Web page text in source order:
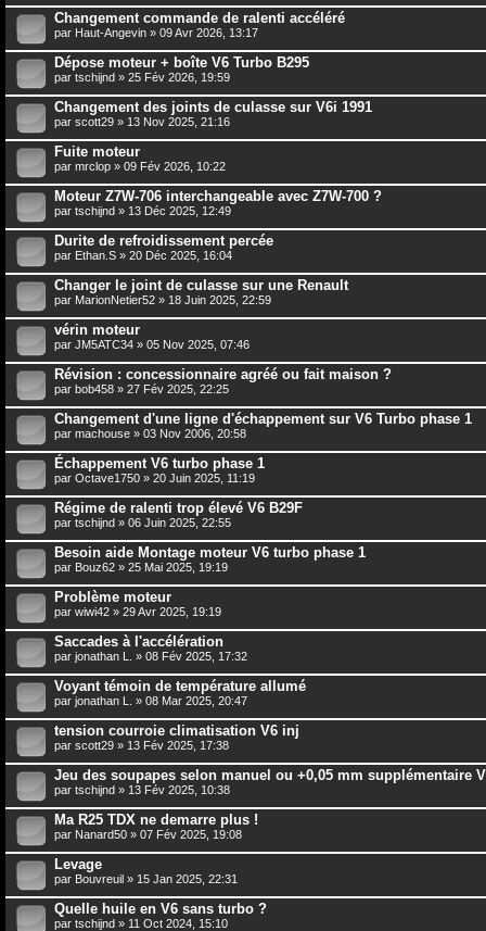
Changement commande de ralenti accéléré
par Haut-Angevin » 09 Avr 2026, 13:17
Dépose moteur + boîte V6 Turbo B295
par tschijnd » 25 Fév 2026, 19:59
Changement des joints de culasse sur V6i 1991
par scott29 » 13 Nov 2025, 21:16
Fuite moteur
par mrclop » 09 Fév 2026, 10:22
Moteur Z7W-706 interchangeable avec Z7W-700 ?
par tschijnd » 13 Déc 2025, 12:49
Durite de refroidissement percée
par Ethan.S » 20 Déc 2025, 16:04
Changer le joint de culasse sur une Renault
par MarionNetier52 » 18 Juin 2025, 22:59
vérin moteur
par JM5ATC34 » 05 Nov 2025, 07:46
Révision : concessionnaire agréé ou fait maison ?
par bob458 » 27 Fév 2025, 22:25
Changement d'une ligne d'échappement sur V6 Turbo phase 1
par machouse » 03 Nov 2006, 20:58
Échappement V6 turbo phase 1
par Octave1750 » 20 Juin 2025, 11:19
Régime de ralenti trop élevé V6 B29F
par tschijnd » 06 Juin 2025, 22:55
Besoin aide Montage moteur V6 turbo phase 1
par Bouz62 » 25 Mai 2025, 19:19
Problème moteur
par wiwi42 » 29 Avr 2025, 19:19
Saccades à l'accélération
par jonathan L. » 08 Fév 2025, 17:32
Voyant témoin de température allumé
par jonathan L. » 08 Mar 2025, 20:47
tension courroie climatisation V6 inj
par scott29 » 13 Fév 2025, 17:38
Jeu des soupapes selon manuel ou +0,05 mm supplémentaire
par tschijnd » 13 Fév 2025, 10:38
Ma R25 TDX ne demarre plus !
par Nanard50 » 07 Fév 2025, 19:08
Levage
par Bouvreuil » 15 Jan 2025, 22:31
Quelle huile en V6 sans turbo ?
par tschijnd » 11 Oct 2024, 15:10